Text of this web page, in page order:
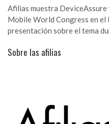
Afilias muestra
Mobile World Congress en el
presentación sobre el tema
Sobre las afilias